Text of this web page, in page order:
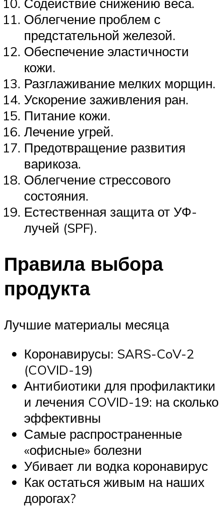
Облегчение проблем с
предстательной железой.
Обеспечение эластичности
кожи.
Разглаживание мелких морщин.
Ускорение заживления ран.
Питание кожи.
Лечение угрей.
Предотвращение развития
варикоза.
Облегчение стрессового
состояния.
Естественная защита от УФ-
лучей (SPF).
Правила выбора
продукта
Лучшие материалы месяца
Коронавирусы: SARS-CoV-2
(COVID-19)
Антибиотики для профилактики
и лечения COVID-19: на сколько
эффективны
Самые распространенные
«офисные» болезни
Убивает ли водка коронавирус
Как остаться живым на наших
дорогах?